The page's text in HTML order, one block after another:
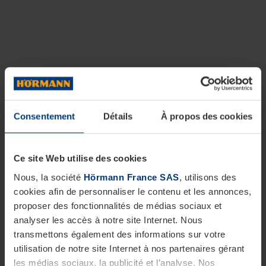
Consentement Détails À propos des cookies
Ce site Web utilise des cookies
Nous, la société Hörmann France SAS, utilisons des
cookies afin de personnaliser le contenu et les annonces,
proposer des fonctionnalités de médias sociaux et
analyser les accès à notre site Internet. Nous
transmettons également des informations sur votre
utilisation de notre site Internet à nos partenaires gérant
les médias sociaux, la publicité et l’analyse. Nos